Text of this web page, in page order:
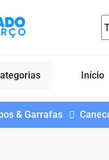
Início
& Garrafas